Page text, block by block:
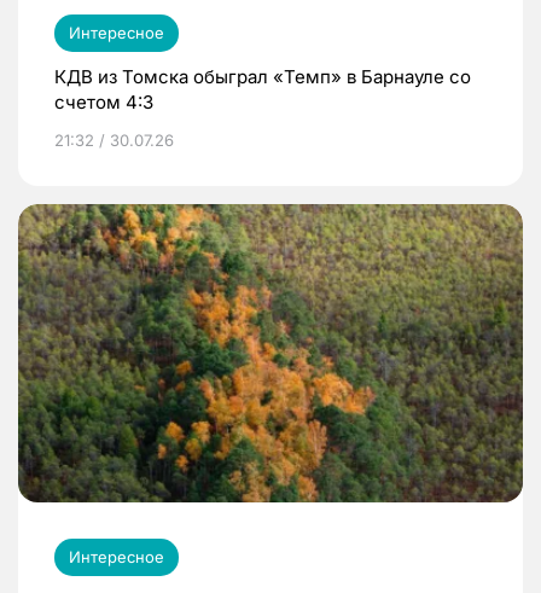
Интересное
КДВ из Томска обыграл «Темп» в Барнауле со
счетом 4:3
21:32 / 30.07.26
Интересное